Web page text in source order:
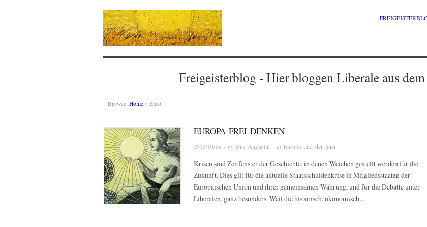
Freigeisterblog - Hier bloggen Liberale aus
Browse: Home » Euro
EUROPA FREI DENKEN
2013/10/14 · by Nils Augustin · in Europa und der Stier
Krisen sind Zeitfenster der Geschichte, in denen Weichen gestellt werden für die
Zukunft. Dies gilt für die aktuelle Staatsschuldenkrise in Mitgliedsstaaten der
Europäischen Union und ihrer gemeinsamen Währung, und für die Debatte unter
Liberalen, ganz besonders. Weil die historisch, ökonomisch…